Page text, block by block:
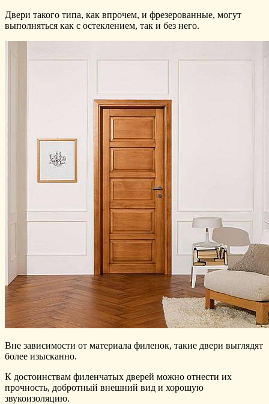
Двери такого типа, как впрочем, и фрезерованные, могут
выполняться как с остеклением, так и без него.
Вне зависимости от материала филенок, такие двери выглядят
более изысканно.
К достоинствам филенчатых дверей можно отнести их
прочность, добротный внешний вид и хорошую
звукоизоляцию.